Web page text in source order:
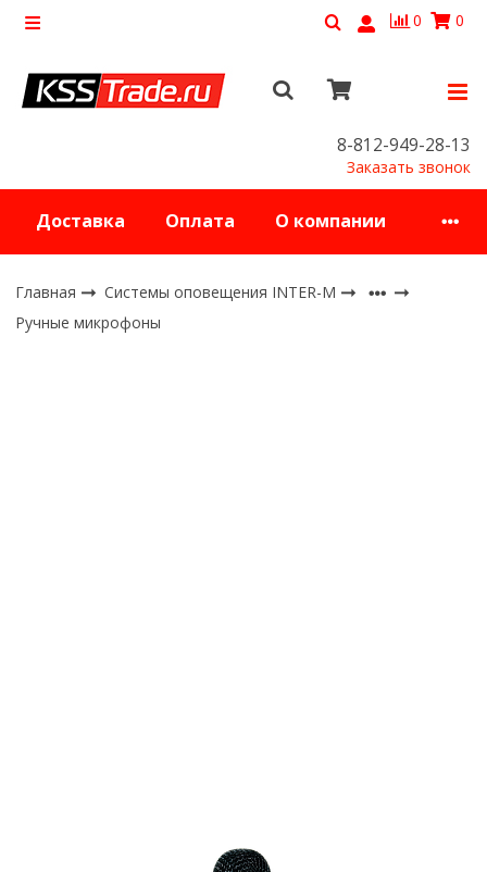
0 0
8-812-949-28-13
Заказать звонок
Доставка Оплата О компании
Главная
Системы оповещения INTER-M
Ручные микрофоны